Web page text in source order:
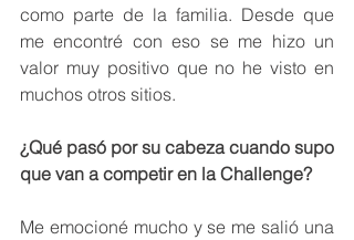
como parte de la familia. Desde que
me encontré con eso se me hizo un
valor muy positivo que no he visto en
muchos otros sitios.
¿Qué pasó por su cabeza cuando supo
que van a competir en la Challenge?
Me emocioné mucho y se me salió una